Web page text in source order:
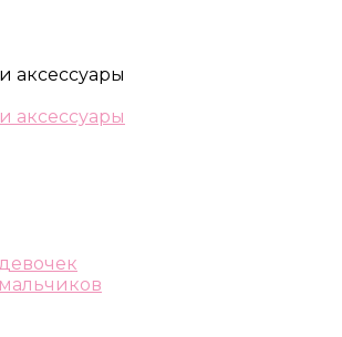
аксессуары
аксессуары